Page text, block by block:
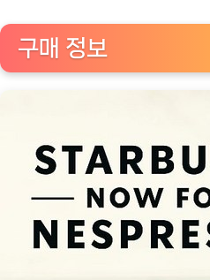
구매 정보